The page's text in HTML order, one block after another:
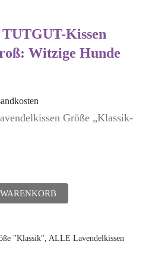
Kissen
Witzige Hunde
Größe „Klassik-
"Klassik" ALLE Lavendelkissen